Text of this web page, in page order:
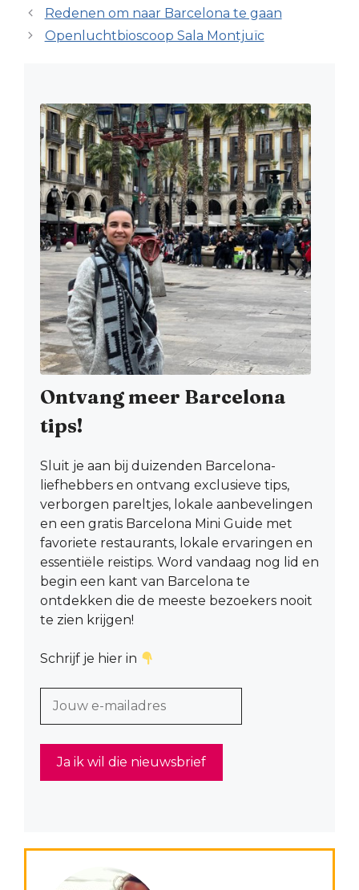
Redenen om naar Barcelona te gaan
Openluchtbioscoop Sala Montjuïc
Ontvang meer Barcelona
tips!
Sluit je aan bij duizenden Barcelona-
liefhebbers en ontvang exclusieve tips,
verborgen pareltjes, lokale aanbevelingen
en een gratis Barcelona Mini Guide met
favoriete restaurants, lokale ervaringen en
essentiële reistips. Word vandaag nog lid en
begin een kant van Barcelona te
ontdekken die de meeste bezoekers nooit
te zien krijgen!
Schrijf je hier in